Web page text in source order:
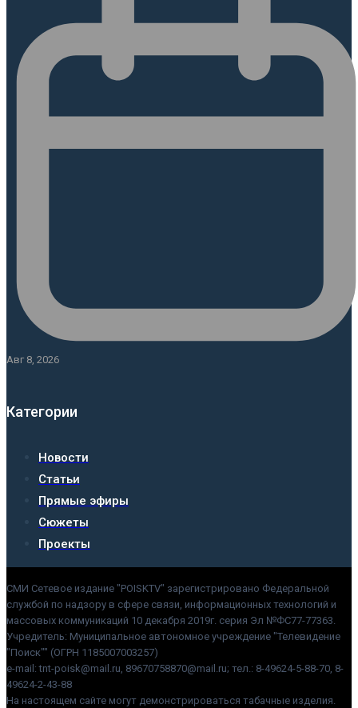
Авг 8, 2026
Категории
Новости
Статьи
Прямые эфиры
Сюжеты
Проекты
СМИ Сетевое издание "POISKTV" зарегистрировано Федеральной
службой по надзору в сфере связи, информационных технологий и
массовых коммуникаций 10 декабря 2019г. серия Эл №ФС77-77363.
Учредитель: Муниципальное автономное учреждение "Телевидение
"Поиск"" (ОГРН 1185007003257)
e-mail: tnt-poisk@mail.ru, 89670758870@mail.ru; тел.: 8-49624-5-88-70, 8-
49624-2-43-88
На настоящем сайте могут демонстрироваться табачные изделия.